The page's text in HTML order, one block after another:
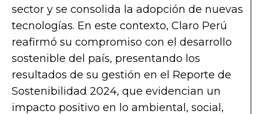
sector y se consolida la adopción de nuevas
tecnologías. En este contexto, Claro Perú
reafirmó su compromiso con el desarrollo
sostenible del país, presentando los
resultados de su gestión en el Reporte de
Sostenibilidad 2024, que evidencian un
impacto positivo en lo ambiental, social,